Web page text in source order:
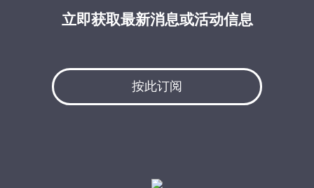
立即获取最新消息或活动信息
按此订阅